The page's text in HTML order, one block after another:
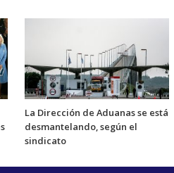
La Dirección de Aduanas se está
desmantelando, según el
sindicato